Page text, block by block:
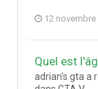
12 novembre
Quel est
adrian's gta a